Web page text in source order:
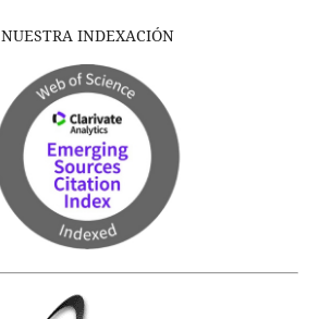
NUESTRA INDEXACIÓN